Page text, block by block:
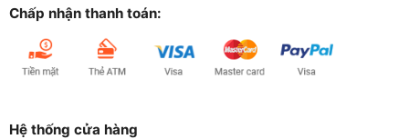
Chấp nhận thanh toán:
Hệ thống cửa hàng